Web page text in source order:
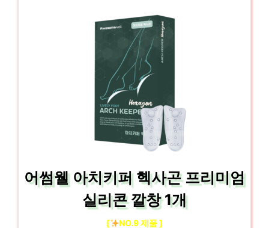
어썸웰 아치키퍼 헥사곤 프리미엄
실리콘 깔창 1개
[ NO.9 제품 ]